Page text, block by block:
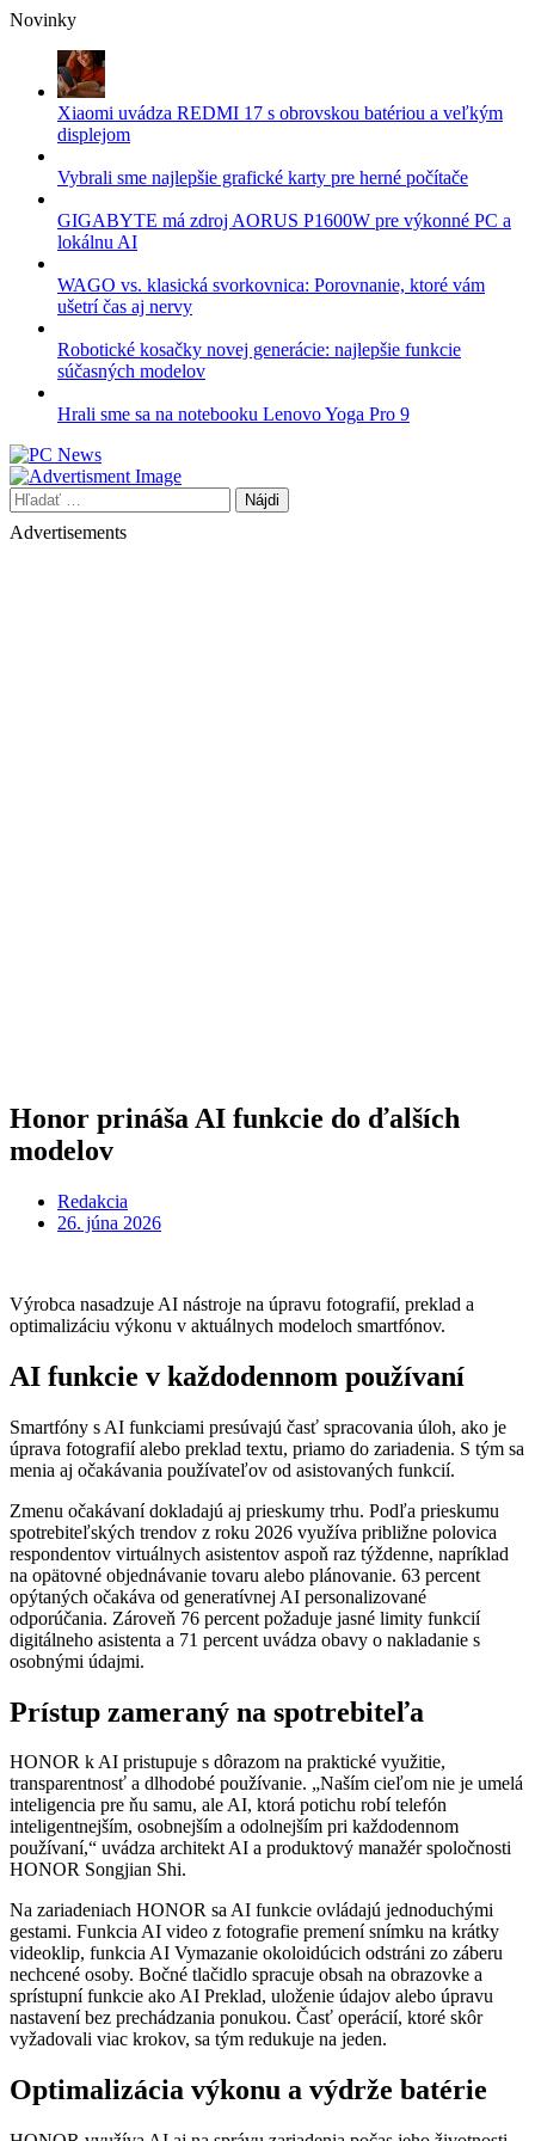
Skip
content
Novinky
Xiaomi uvádza REDMI 17 s obrovskou batériou a veľkým
displejom
Vybrali sme najlepšie grafické karty pre herné počítače
GIGABYTE má zdroj AORUS P1600W pre výkonné PC a
lokálnu AI
WAGO vs. klasická svorkovnica: Porovnanie, ktoré vám
ušetrí čas aj nervy
Robotické kosačky novej generácie: najlepšie funkcie
súčasných modelov
Hrali sme sa na notebooku Lenovo Yoga Pro 9
Hľadať:
Advertisements
Honor prináša AI funkcie do ďalších
modelov
Redakcia
26. júna 2026
Výrobca nasadzuje AI nástroje na úpravu fotografií, preklad a
optimalizáciu výkonu v aktuálnych modeloch smartfónov.
AI funkcie v každodennom používaní
Smartfóny s AI funkciami presúvajú časť spracovania úloh, ako je
úprava fotografií alebo preklad textu, priamo do zariadenia. S tým sa
menia aj očakávania používateľov od asistovaných funkcií.
Zmenu očakávaní dokladajú aj prieskumy trhu. Podľa prieskumu
spotrebiteľských trendov z roku 2026 využíva približne polovica
respondentov virtuálnych asistentov aspoň raz týždenne, napríklad
na opätovné objednávanie tovaru alebo plánovanie. 63 percent
opýtaných očakáva od generatívnej AI personalizované
odporúčania. Zároveň 76 percent požaduje jasné limity funkcií
digitálneho asistenta a 71 percent uvádza obavy o nakladanie s
osobnými údajmi.
Prístup zameraný na spotrebiteľa
HONOR k AI pristupuje s dôrazom na praktické využitie,
transparentnosť a dlhodobé používanie. „Naším cieľom nie je umelá
inteligencia pre ňu samu, ale AI, ktorá potichu robí telefón
inteligentnejším, osobnejším a odolnejším pri každodennom
používaní,“ uvádza architekt AI a produktový manažér spoločnosti
HONOR Songjian Shi.
Na zariadeniach HONOR sa AI funkcie ovládajú jednoduchými
gestami. Funkcia AI video z fotografie premení snímku na krátky
videoklip, funkcia AI Vymazanie okoloidúcich odstráni zo záberu
nechcené osoby. Bočné tlačidlo spracuje obsah na obrazovke a
sprístupní funkcie ako AI Preklad, uloženie údajov alebo úpravu
nastavení bez prechádzania ponukou. Časť operácií, ktoré skôr
vyžadovali viac krokov, sa tým redukuje na jeden.
Optimalizácia výkonu a výdrže batérie